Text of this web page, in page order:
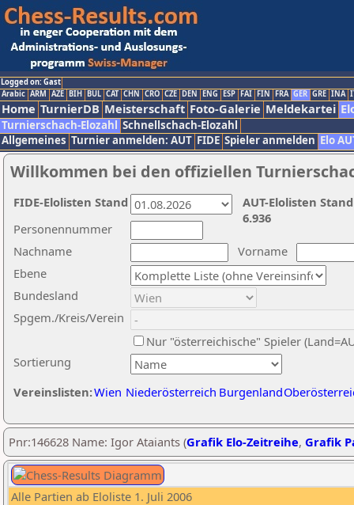
Logged on: Gast
Arabic ARM AZE BIH BUL CAT CHN CRO CZE DEN ENG ESP FAI FIN FRA GER GRE INA
Home TurnierDB Meisterschaft Foto-Galerie Meldekartei
Turnierschach-Elozahl Schnellschach-Elozahl
Allgemeines Turnier anmelden: AUT FIDE Spieler anmelden Elo
Willkommen bei den offiziellen
Nachname
Vorname
Ebene
Sortierung
Personennummer
Bundesland
Spgem./Kreis/Verein
Nur "österreichische" Spieler
Vereinslisten:Wien Niederösterreich Burgenland
AUT-Elolisten
6.936
FIDE-Elolisten Stand
Pnr:146628 Name: Igor Ataiants (Grafik Elo-Zeitreihe, Grafik
Alle Partien ab Eloliste 1. Juli 2006